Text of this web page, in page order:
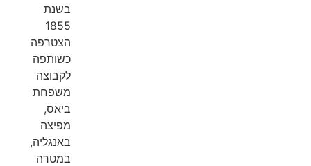
בשנת
1855
הצטרפה
כשותפה
לקבוצה
משפחת
ביאס,
מפיצה
באנגליה,
במטרה